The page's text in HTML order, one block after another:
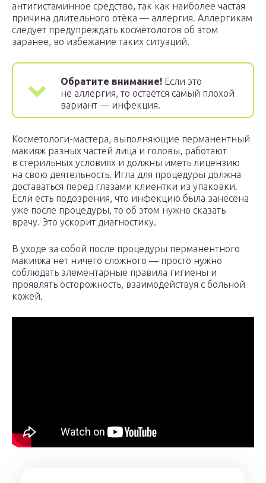
антигистаминное средство, так как наиболее частая
причина длительного отёка — аллергия. Аллергикам
следует предупреждать косметологов об этом
заранее, во избежание таких ситуаций.
Обратите внимание! Если это
не аллергия, то остаётся самый плохой
вариант — инфекция.
Косметологи-мастера, выполняющие перманентный
макияж разных частей лица и головы, работают
в стерильных условиях и должны иметь лицензию
на свою деятельность. Игла для процедуры должна
доставаться перед глазами клиентки из упаковки.
Если есть подозрения, что инфекцию была занесена
уже после процедуры, то об этом нужно сказать
врачу. Это ускорит диагностику.
В уходе за собой после процедуры перманентного
макияжа нет ничего сложного — просто нужно
соблюдать элементарные правила гигиены и
проявлять осторожность, взаимодействуя с больной
кожей.